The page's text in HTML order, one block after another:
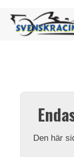
Den här